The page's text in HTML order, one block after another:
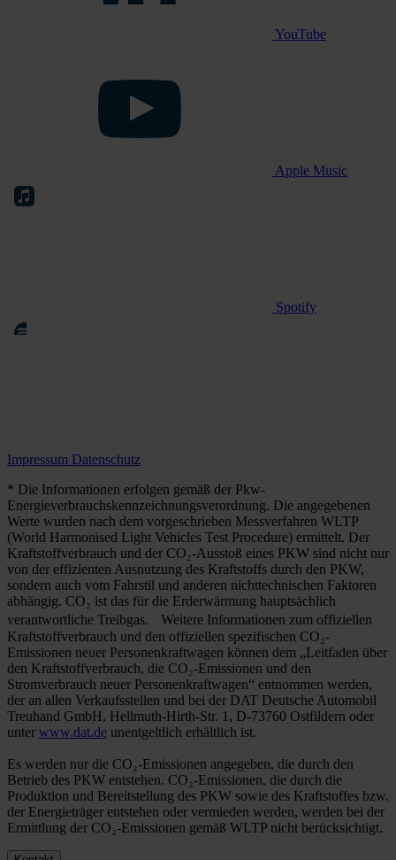
YouTube
Apple Music
Spotify
Impressum Datenschutz
* Die Informationen erfolgen gemäß der Pkw-
Energieverbrauchskennzeichnungsverordnung. Die angegebenen
Werte wurden nach dem vorgeschrieben Messverfahren WLTP
(World Harmonised Light Vehicles Test Procedure) ermittelt. Der
Kraftstoffverbrauch und der CO₂-Ausstoß eines PKW sind nicht nur
von der effizienten Ausnutzung des Kraftstoffs durch den PKW,
sondern auch vom Fahrstil und anderen nichttechnischen Faktoren
abhängig. CO₂ ist das für die Erderwärmung hauptsächlich
verantwortliche Treibgas. Weitere Informationen zum offiziellen
Kraftstoffverbrauch und den offiziellen spezifischen CO₂-
Emissionen neuer Personenkraftwagen können dem „Leitfaden über
den Kraftstoffverbrauch, die CO₂-Emissionen und den
Stromverbrauch neuer Personenkraftwagen“ entnommen werden,
der an allen Verkaufsstellen und bei der DAT Deutsche Automobil
Treuhand GmbH, Hellmuth-Hirth-Str. 1, D-73760 Ostfildern oder
unter www.dat.de unentgeltlich erhältlich ist.
Es werden nur die CO₂-Emissionen angegeben, die durch den
Betrieb des PKW entstehen. CO₂-Emissionen, die durch die
Produktion und Bereitstellung des PKW sowie des Kraftstoffes bzw.
der Energieträger entstehen oder vermieden werden, werden bei der
Ermittlung der CO₂-Emissionen gemäß WLTP nicht berücksichtigt.